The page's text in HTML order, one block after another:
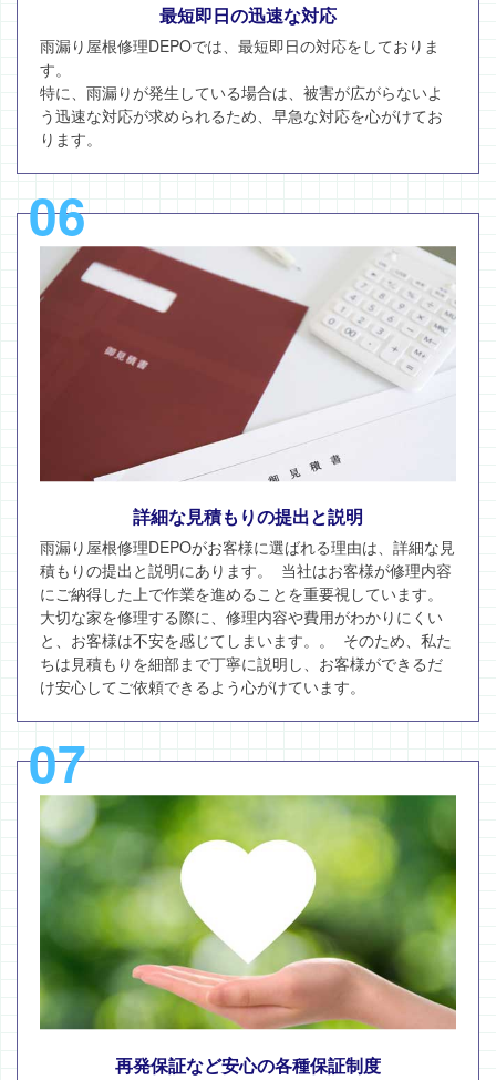
最短即日の迅速な対応
雨漏り屋根修理DEPOでは、最短即日の対応をしておりま
す。
特に、雨漏りが発生している場合は、被害が広がらないよ
う迅速な対応が求められるため、早急な対応を心がけてお
ります。
06
詳細な見積もりの提出と説明
雨漏り屋根修理DEPOがお客様に選ばれる理由は、詳細な見
積もりの提出と説明にあります。 当社はお客様が修理内容
にご納得した上で作業を進めることを重要視しています。
大切な家を修理する際に、修理内容や費用がわかりにくい
と、お客様は不安を感じてしまいます。。 そのため、私た
ちは見積もりを細部まで丁寧に説明し、お客様ができるだ
け安心してご依頼できるよう心がけています。
07
再発保証など安心の各種保証制度